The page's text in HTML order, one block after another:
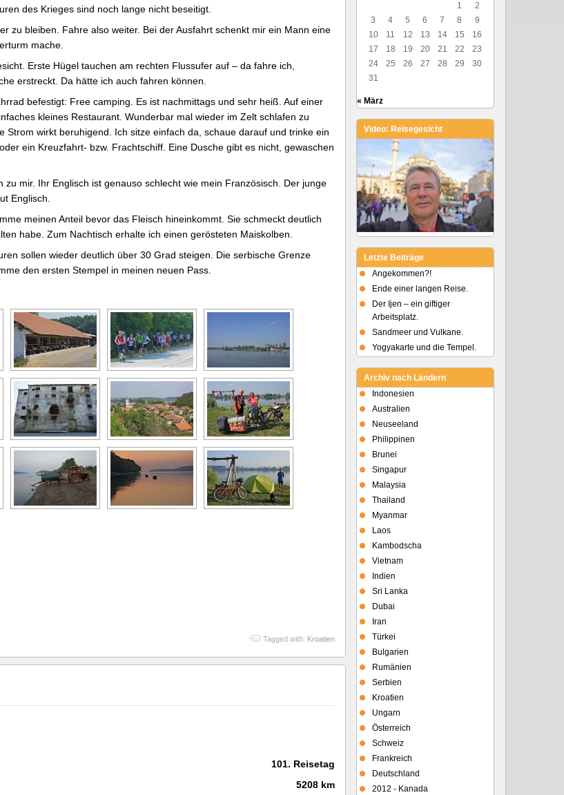
des Krieges sind noch lange nicht beseitigt.
zu bleiben. Fahre also weiter. Bei der Ausfahrt schenkt mir ein Mann eine
mache.
Erste Hügel tauchen am rechten Flussufer auf – da fahre ich,
erstreckt. Da hätte ich auch fahren können.
befestigt: Free camping. Es ist nachmittags und sehr heiß. Auf einer
kleines Restaurant. Wunderbar mal wieder im Zelt schlafen zu
wirkt beruhigend. Ich sitze einfach da, schaue darauf und trinke ein
ein Kreuzfahrt- bzw. Frachtschiff. Eine Dusche gibt es nicht, gewaschen
mir. Ihr Englisch ist genauso schlecht wie mein Französisch. Der junge
Englisch.
meinen Anteil bevor das Fleisch hineinkommt. Sie schmeckt deutlich
habe. Zum Nachtisch erhalte ich einen gerösteten Maiskolben.
sollen wieder deutlich über 30 Grad steigen. Die serbische Grenze
den ersten Stempel in meinen neuen Pass.
Tagged with: Kroatien
101. Reisetag
5208 km
1
2
3
4 5 6 7 8
9
10
11 12 13 14 15
16
17
18 19 20 21 22
23
24
25 26 27 28 29
30
31
« März
Video: Reisegesicht
Letzte Beiträge
Angekommen?!
Ende einer langen Reise.
Der Ijen – ein giftiger
Arbeitsplatz.
Sandmeer und Vulkane.
Yogyakarte und die Tempel.
Archiv nach Ländern
Indonesien
Australien
Neuseeland
Philippinen
Brunei
Singapur
Malaysia
Thailand
Myanmar
Laos
Kambodscha
Vietnam
Indien
Sri Lanka
Dubai
Iran
Türkei
Bulgarien
Rumänien
Serbien
Kroatien
Ungarn
Österreich
Schweiz
Frankreich
Deutschland
2012 - Kanada